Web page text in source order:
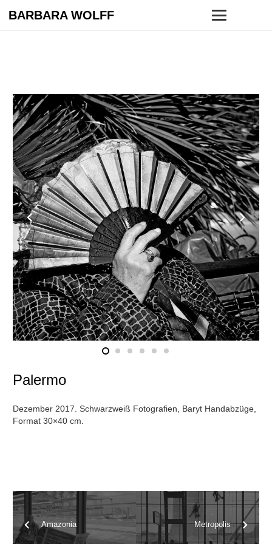
BARBARA WOLFF
Palermo
Dezember 2017. Schwarzweiß Fotografien, Baryt Handabzüge,
Format 30×40 cm.
Amazonia Metropolis